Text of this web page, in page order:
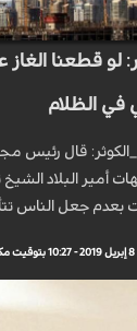
لو قطعنا الغاز
في الظلام
قال رئيس
أمير البلاد
جعل الناس